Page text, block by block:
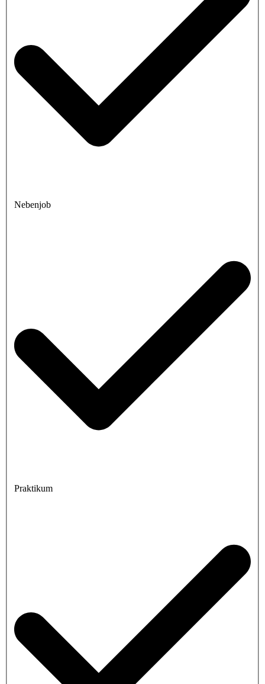
Nebenjob
Praktikum